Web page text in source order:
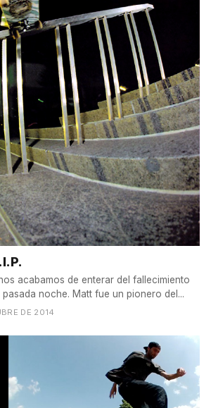
acabamos de enterar del fallecimiento
noche. Matt fue un pionero del...
DE 2014